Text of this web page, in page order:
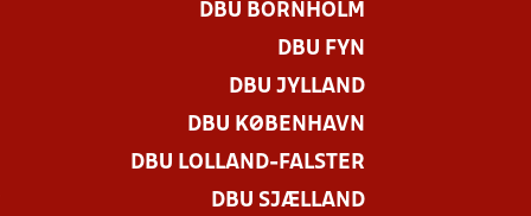
DBU BORNHOLM
DBU FYN
DBU JYLLAND
DBU KØBENHAVN
DBU LOLLAND-FALSTER
DBU SJÆLLAND